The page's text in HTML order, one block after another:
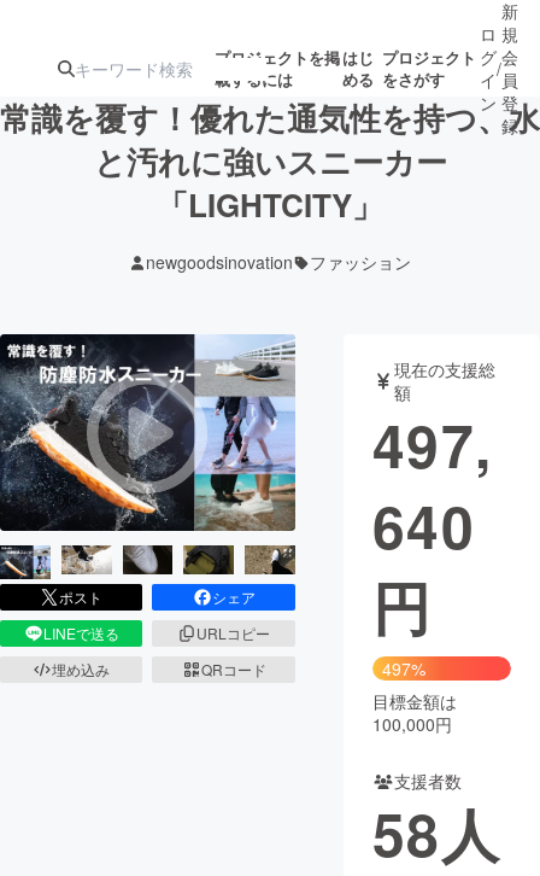
プロジェクトを掲
載するには
はじ
める
プロジェクト
をさがす
注目の新着プロ募集終了が近いプ
テクノロジー・ガジェット
映像・映画 書籍・雑誌
ビジネス・起業 チャレンジ
まちづくり・地域活性化
CAMPFIRE for Social Good
CAMPFIRE Creation
コミュニティ
ロ
グ
イ
ン
/
新
規
会
員
登
録
常識を覆す！優れた通気性を持つ、水
と汚れに強いスニーカー
「LIGHTCITY」
newgoodsinovation ファッション
ポスト
シェア
LINEで送る
URLコピー
埋め込み
QRコード
現在の支援総
額
497,
640
円
497%
目標金額は
100,000円
支援者数
58人